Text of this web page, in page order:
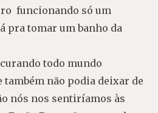
funcionando só um
pra tomar um banho da
todo mundo
não podia deixar de
nós nos sentiríamos às